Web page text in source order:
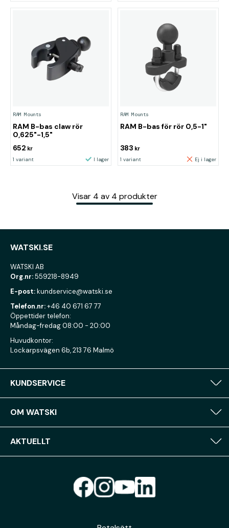
RAM Mounts
RAM B-bas claw rör
0,625"-1,5"
652 kr
1 variant I lager
RAM Mounts
RAM B-bas för rör 0,5-1"
383 kr
1 variant Ej i lager
Visar 4 av 4 produkter
WATSKI.SE
WATSKI AB
Org.nr:559218-8949
E-post:kundservice@watski.se
Telefon.nr:+46 40 671 67 77
Öppettider telefon:
Måndag-fredag 08:00 - 20:00
Huvudkontor:
Lockarpsvägen 6b, 213 76 Malmö
KUNDSERVICE
OM WATSKI
AKTUELLT